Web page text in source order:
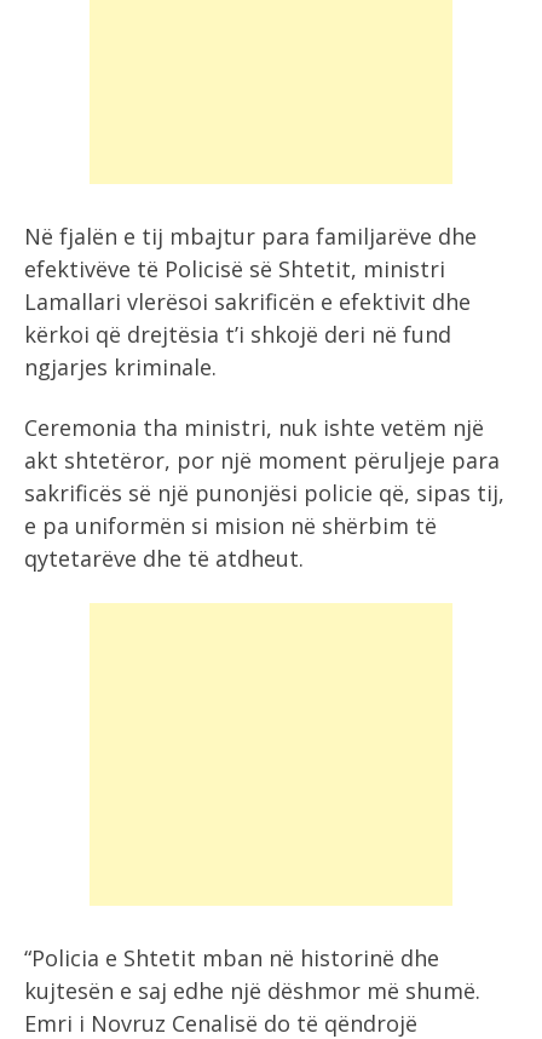
Në fjalën e tij mbajtur para familjarëve dhe
efektivëve të Policisë së Shtetit, ministri
Lamallari vlerësoi sakrificën e efektivit dhe
kërkoi që drejtësia t’i shkojë deri në fund
ngjarjes kriminale.
Ceremonia tha ministri, nuk ishte vetëm një
akt shtetëror, por një moment përuljeje para
sakrificës së një punonjësi policie që, sipas tij,
e pa uniformën si mision në shërbim të
qytetarëve dhe të atdheut.
“Policia e Shtetit mban në historinë dhe
kujtesën e saj edhe një dëshmor më shumë.
Emri i Novruz Cenalisë do të qëndrojë